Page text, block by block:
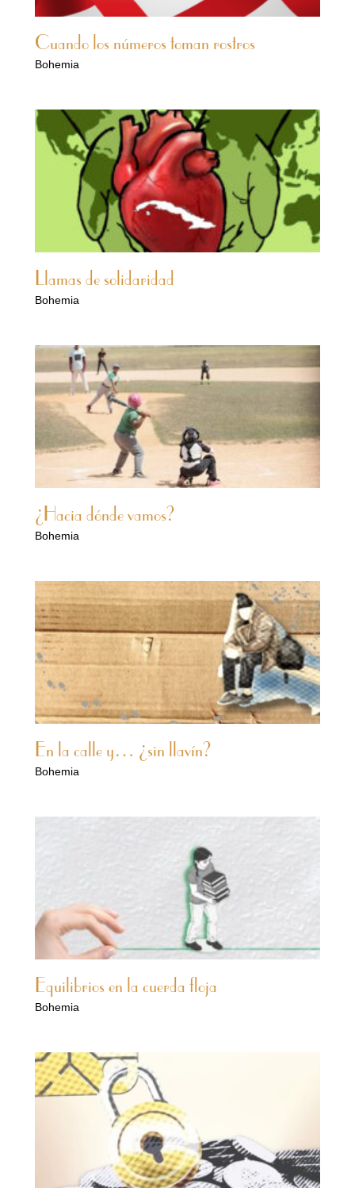
Cuando los números toman rostros
Bohemia
Llamas de solidaridad
Bohemia
¿Hacia dónde vamos?
Bohemia
En la calle y… ¿sin llavín?
Bohemia
Equilibrios en la cuerda floja
Bohemia